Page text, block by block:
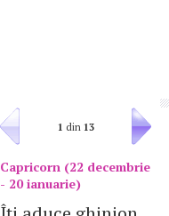
1 din 13
Capricorn (22 decembrie
- 20 ianuarie)